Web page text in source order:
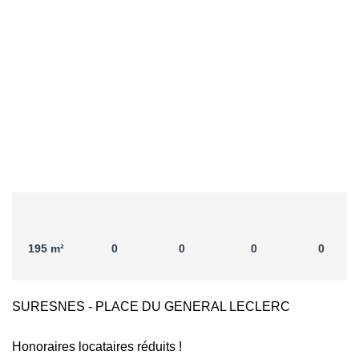
195 m² 0 0 0 0
SURESNES - PLACE DU GENERAL LECLERC
Honoraires locataires réduits !